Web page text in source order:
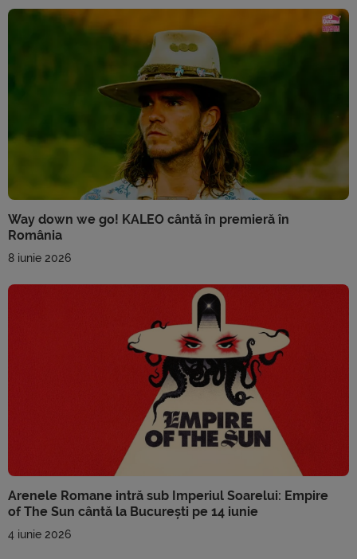
Way down we go! KALEO cântă în premieră în
România
8 iunie 2026
Arenele Romane intră sub Imperiul Soarelui: Empire
of The Sun cântă la București pe 14 iunie
4 iunie 2026